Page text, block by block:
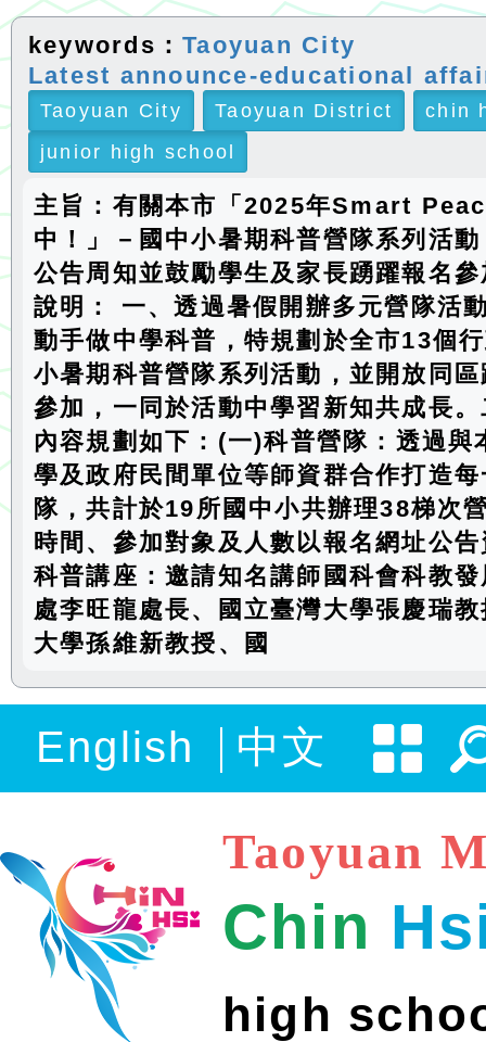
keywords：Taoyuan City
Latest announce-educational
Taoyuan City Taoyuan District
chin
junior high school
主旨：有關本市「2025年Smart
中！」－國中小暑期科普營隊系列活
公告周知並鼓勵學生及家長踴躍報名
說明： 一、透過暑假開辦多元營隊活
動手做中學科普，特規劃於全市13個
小暑期科普營隊系列活動，並開放同
參加，一同於活動中學習新知共成長
內容規劃如下：(一)科普營隊：透過與
學及政府民間單位等師資群合作打造
隊，共計於19所國中小共辦理38梯次
時間、參加對象及人數以報名網址公
科普講座：邀請知名講師國科會科教
處李旺龍處長、國立臺灣大學張慶瑞
大學孫維新教授、國
English 中文
Taoyuan
Chin
high